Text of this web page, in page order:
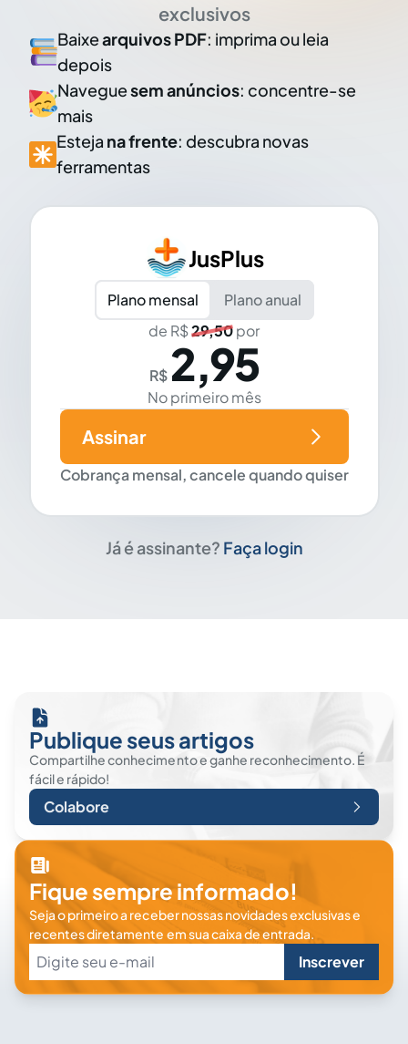
exclusivos
Baixearquivos PDF: imprima ou leia
depois
Naveguesem anúncios: concentre-se
mais
Esteja na frente: descubra novas
ferramentas
JusPlus
Plano mensal
Plano anual
de R$29,50por
R$ 2,95
No primeiro mês
Cobrança mensal, cancele quando quiser
Assinar
Já é assinante? Faça login
Publique seus artigos
Compartilhe conhecimento e ganhe reconhecimento. É
fácil e rápido!
Colabore
Fique sempre informado!
Seja o primeiro a receber nossas novidades exclusivas e
recentes diretamente em sua caixa de entrada.
Inscrever